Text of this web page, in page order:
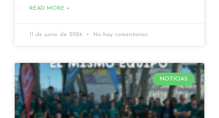
READ MORE »
11 de junio de 2026 No hay comentarios
NOTICIAS